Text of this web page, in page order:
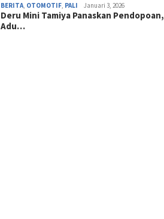
BERITA, OTOMOTIF, PALI Januari 3, 2026
Deru Mini Tamiya Panaskan Pendopoan,
Adu…